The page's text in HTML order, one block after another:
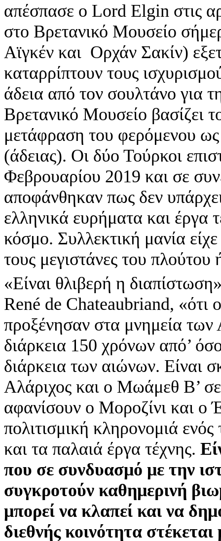
απέσπασε ο Lord Elgin στις
στο Βρετανικό Μουσείο
Αϊγκέν και Ορχάν Σακίν)
καταρρίπτουν τους
άδεια από τον σουλτάνο για
Βρετανικό Μουσείο βασίζει
μετάφραση του φερόμενου
(άδειας). Οι δύο Τούρκοι
Φεβρουαρίου 2019 και σε
αποφάνθηκαν πως δεν
ελληνικά ευρήματα και έργα
κόσμο. Συλλεκτική μανία
τους μεγιστάνες του
«Είναι θλιβερή η
René de Chateaubriand, «ότι
προξένησαν στα μνημεία
διάρκεια 150 χρόνων από’
διάρκεια των αιώνων. Είναι
Αλάριχος και ο Μωάμεθ Β’
αφανίσουν ο Μοροζίνι και ο
πολιτισμική κληρονομιά ενός
και τα παλαιά έργα τέχνης.
που σε συνδυασμό με την
συγκροτούν καθημερινή
μπορεί να κλαπεί και να
διεθνής κοινότητα